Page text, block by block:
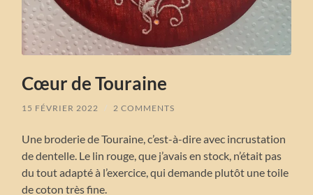
Cœur de Touraine
15 FÉVRIER 2022 / 2 COMMENTS
Une broderie de Touraine, c’est-à-dire avec incrustation
de dentelle. Le lin rouge, que j’avais en stock, n’était pas
du tout adapté à l’exercice, qui demande plutôt une toile
de coton très fine.